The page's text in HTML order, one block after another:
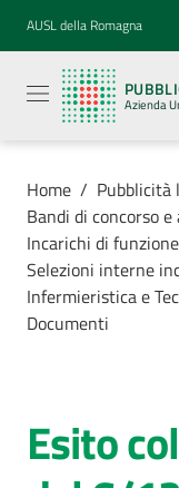
Vai al contenuto
Vai alla navigazione
Vai al footer
AUSL della Romagna
Azienda
legale
Azienda
Unità
Locale della
Azienda
Luoghi di
cura
Home / Pubblicità
Bandi di concorso e
Incarichi di
Selezioni interne
Infermieristica e
Documenti
Esito